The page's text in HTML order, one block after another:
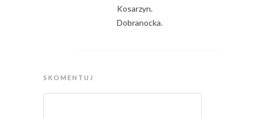
Kosarzyn.
Dobranocka.
SKOMENTUJ